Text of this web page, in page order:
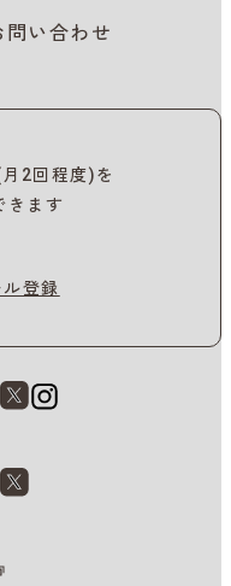
問い合わせ
2回程度)を
きます
登録